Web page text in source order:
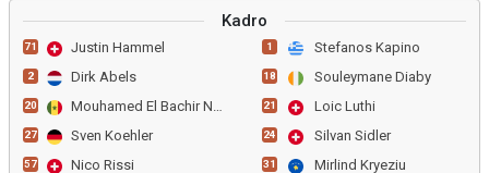
Kadro
71 Justin Hammel
2 Dirk Abels
20 Mouhamed El Bachir Ngom
27 Sven Koehler
57 Nico Rissi
1 Stefanos Kapino
18 Souleymane Diaby
21 Loic Luthi
24 Silvan Sidler
31 Mirlind Kryeziu